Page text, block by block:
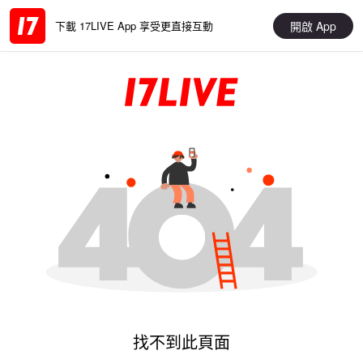
下載 17LIVE App 享受更直接互動 開啟 App
找不到此頁面